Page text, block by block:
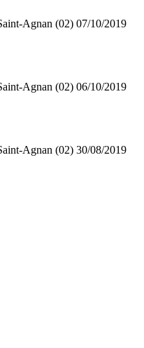
Agnan (02) 07/10/2019
Agnan (02) 06/10/2019
Agnan (02) 30/08/2019